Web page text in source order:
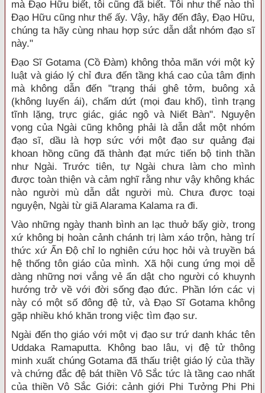
mà Đạo Hữu biết, tôi cũng đã biết. Tôi như thế nào thì
Đạo Hữu cũng như thế ấy. Vậy, hãy đến đây, Đạo Hữu,
chúng ta hãy cùng nhau hợp sức dẫn dắt nhóm đạo sĩ
này."
Đạo Sĩ Gotama (Cồ Đàm) không thỏa mãn với một kỷ
luật và giáo lý chỉ đưa đến tầng khá cao của tâm định
mà không dẫn đến "trạng thái ghê tởm, buông xả
(không luyến ái), chấm dứt (mọi đau khổ), tình trạng
tĩnh lặng, trực giác, giác ngộ và Niết Bàn". Nguyện
vọng của Ngài cũng không phải là dẫn dắt một nhóm
đạo sĩ, dầu là hợp sức với một đạo sư quảng đại
khoan hồng cũng đã thành đạt mức tiến bộ tinh thần
như Ngài. Trước tiên, tự Ngài chưa làm cho mình
được toàn thiện và cảm nghĩ rằng như vậy không khác
nào người mù dẫn dắt người mù. Chưa được toại
nguyện, Ngài từ giã Alarama Kalama ra đi.
Vào những ngày thanh bình an lạc thuở bấy giờ, trong
xứ không bị hoàn cảnh chánh trị làm xáo trộn, hàng trí
thức xứ Ấn Độ chỉ lo nghiên cứu học hỏi và truyền bá
hệ thống tôn giáo của mình. Xã hội cung ứng mọi dễ
dàng những nơi vắng vẻ ẩn dật cho người có khuynh
hướng trở về với đời sống đạo đức. Phần lớn các vị
này có một số đông đệ tử, và Đạo Sĩ Gotama không
gặp nhiều khó khăn trong việc tìm đạo sư.
Ngài đến thọ giáo với một vị đạo sư trứ danh khác tên
Uddaka Ramaputta. Không bao lâu, vị đệ tử thông
minh xuất chúng Gotama đã thấu triệt giáo lý của thầy
và chứng đắc đệ bát thiền Vô Sắc tức là tầng cao nhất
của thiền Vô Sắc Giới: cảnh giới Phi Tưởng Phi Phi